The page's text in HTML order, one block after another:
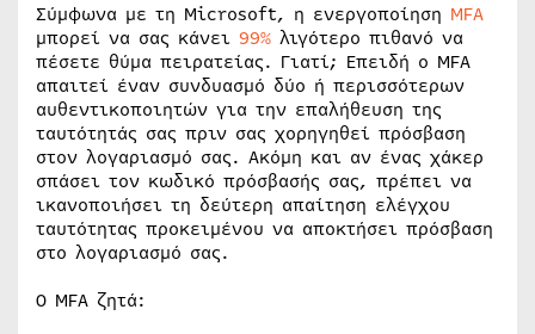
Σύμφωνα με τη Microsoft, η ενεργοποίηση MFA
μπορεί να σας κάνει 99% λιγότερο πιθανό να
πέσετε θύμα πειρατείας. Γιατί; Επειδή ο MFA
απαιτεί έναν συνδυασμό δύο ή περισσότερων
αυθεντικοποιητών για την επαλήθευση της
ταυτότητάς σας πριν σας χορηγηθεί πρόσβαση
στον λογαριασμό σας. Ακόμη και αν ένας χάκερ
σπάσει τον κωδικό πρόσβασής σας, πρέπει να
ικανοποιήσει τη δεύτερη απαίτηση ελέγχου
ταυτότητας προκειμένου να αποκτήσει πρόσβαση
στο λογαριασμό σας.
Ο MFA ζητά: